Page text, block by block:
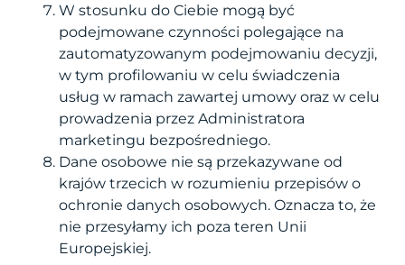
W stosunku do Ciebie mogą być
podejmowane czynności polegające na
zautomatyzowanym podejmowaniu decyzji,
w tym profilowaniu w celu świadczenia
usług w ramach zawartej umowy oraz w celu
prowadzenia przez Administratora
marketingu bezpośredniego.
Dane osobowe nie są przekazywane od
krajów trzecich w rozumieniu przepisów o
ochronie danych osobowych. Oznacza to, że
nie przesyłamy ich poza teren Unii
Europejskiej.